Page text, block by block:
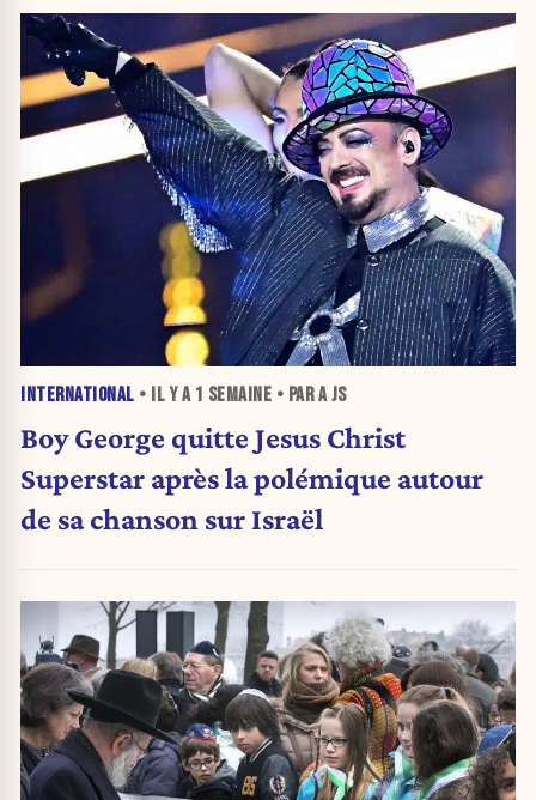
INTERNATIONAL • IL Y A 1 SEMAINE • PAR A JS
Boy George quitte Jesus Christ
Superstar après la polémique autour
de sa chanson sur Israël